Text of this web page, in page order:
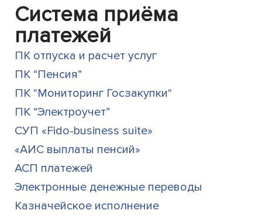
Система приёма
платежей
ПК отпуска и расчет услуг
ПК “Пенсия”
ПК "Мониторинг Госзакупки"
ПК “Электроучет”
СУП «Fido-business suite»
«АИС выплаты пенсий»
АСП платежей
Электронные денежные переводы
Казначейское исполнение